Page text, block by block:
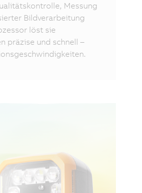
Messung
Bildverarbeitung
löst sie
präzise und schnell –